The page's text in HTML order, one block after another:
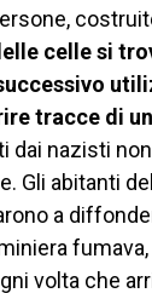
celle si
tracce di
dai nazisti
Gli abitanti
a
volta che